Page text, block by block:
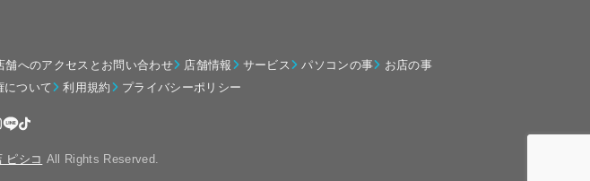
舗へのアクセスとお問い合わせ 店舗情報 サービス パソコンの事
お店の事
について 利用規約 プライバシーポリシー
ピシコ All Rights Reserved.